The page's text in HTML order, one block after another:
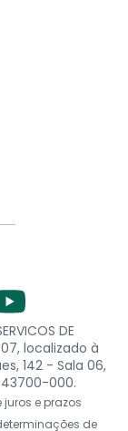
DE
07, localizado à
142 - Sala 06,
000.
juros e prazos
de